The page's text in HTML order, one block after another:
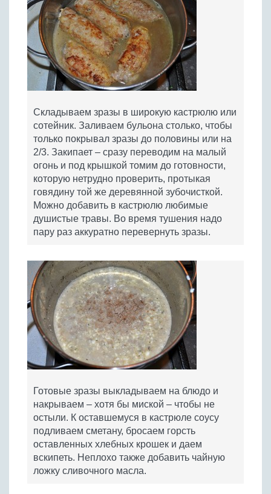
Складываем зразы в широкую кастрюлю или
сотейник. Заливаем бульона столько, чтобы
только покрывал зразы до половины или на
2/3. Закипает – сразу переводим на малый
огонь и под крышкой томим до готовности,
которую нетрудно проверить, протыкая
говядину той же деревянной зубочисткой.
Можно добавить в кастрюлю любимые
душистые травы. Во время тушения надо
пару раз аккуратно перевернуть зразы.
Готовые зразы выкладываем на блюдо и
накрываем – хотя бы миской – чтобы не
остыли. К оставшемуся в кастрюле соусу
подливаем сметану, бросаем горсть
оставленных хлебных крошек и даем
вскипеть. Неплохо также добавить чайную
ложку сливочного масла.